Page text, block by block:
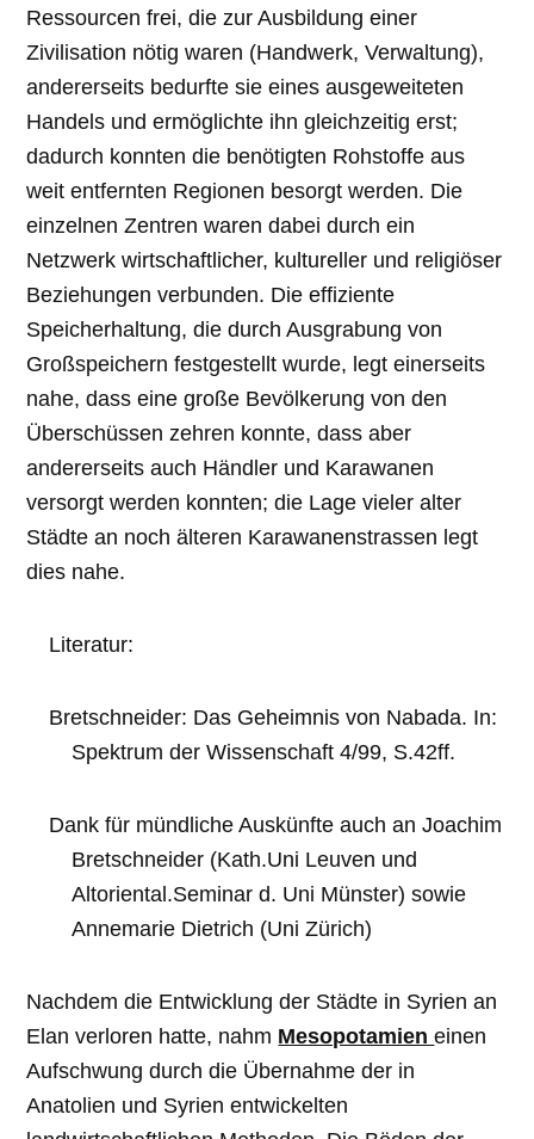
Ressourcen frei, die zur Ausbildung einer
Zivilisation nötig waren (Handwerk, Verwaltung),
andererseits bedurfte sie eines ausgeweiteten
Handels und ermöglichte ihn gleichzeitig erst;
dadurch konnten die benötigten Rohstoffe aus
weit entfernten Regionen besorgt werden. Die
einzelnen Zentren waren dabei durch ein
Netzwerk wirtschaftlicher, kultureller und religiöser
Beziehungen verbunden. Die effiziente
Speicherhaltung, die durch Ausgrabung von
Großspeichern festgestellt wurde, legt einerseits
nahe, dass eine große Bevölkerung von den
Überschüssen zehren konnte, dass aber
andererseits auch Händler und Karawanen
versorgt werden konnten; die Lage vieler alter
Städte an noch älteren Karawanenstrassen legt
dies nahe.
Literatur:
Bretschneider: Das Geheimnis von Nabada. In:
Spektrum der Wissenschaft 4/99, S.42ff.
Dank für mündliche Auskünfte auch anJoachim
Bretschneider (Kath.Uni Leuven und
Altoriental.Seminar d. Uni Münster) sowie
Annemarie Dietrich (Uni Zürich)
Nachdem die Entwicklung der Städte in Syrien an
Elan verloren hatte, nahm Mesopotamieneinen
Aufschwung durch die Übernahme der in
Anatolien und Syrien entwickelten